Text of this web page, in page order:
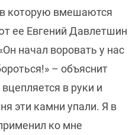
которую вмешаются
ее Евгений Давлетшин
начал воровать у нас
– объяснит
в руки и
эти камни упали. Я в
ко мне